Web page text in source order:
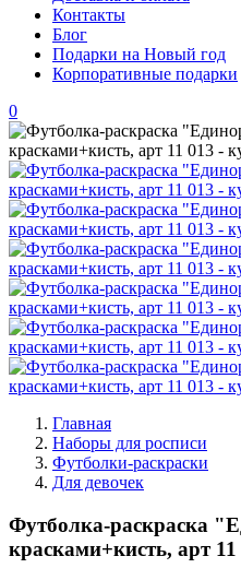
Контакты
Блог
Подарки на Новый год
Корпоративные подарки
0
Главная
Наборы для росписи
Футболки-раскраски
Для девочек
Футболка-раскраска
красками+кисть, арт 11